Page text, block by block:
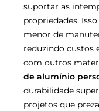
suportar as
propriedades.
menor de
reduzindo custos
com outros
de alumínio
durabilidade
projetos que